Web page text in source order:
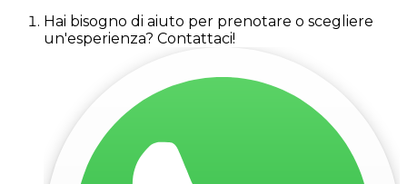
Hai bisogno di aiuto per prenotare o scegliere
un'esperienza? Contattaci!